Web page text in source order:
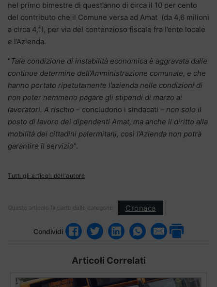
nel primo bimestre di quest’anno di circa il 10 per cento
del contributo che il Comune versa ad Amat (da 4,6 milioni
a circa 4,1), per via del contenzioso fiscale fra l’ente locale
e l’Azienda.
“Tale condizione di instabilità economica è aggravata dalle
continue determine dell’Amministrazione comunale, e che
hanno portato ripetutamente l’azienda nelle condizioni di
non poter nemmeno pagare gli stipendi di marzo ai
lavoratori. A rischio – concludono i sindacati – non solo il
posto di lavoro dei dipendenti Amat, ma anche il diritto alla
mobilità dei cittadini palermitani, così l’Azienda non potrà
garantire il servizio“.
Tutti gli articoli dell'autore
Questo articolo fa parte delle categorie: Cronaca
Condividi
Articoli Correlati